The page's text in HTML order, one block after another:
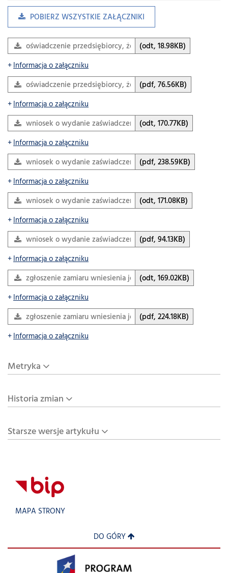
POBIERZ WSZYSTKIE ZAŁĄCZNIKI
oświadczenie przedsiębiorcy, że nieruchomość jest…
(odt, 18.98KB)
Informacja o załączniku
oświadczenie przedsiębiorcy, że nieruchomość jest…
(pdf, 76.56KB)
Informacja o załączniku
wniosek o wydanie zaświadczenia o przekształceniu prawa…
(odt, 170.77KB)
Informacja o załączniku
wniosek o wydanie zaświadczenia o przekształceniu prawa…
(pdf, 238.59KB)
Informacja o załączniku
wniosek o wydanie zaświadczenia o przekształceniu prawa…
(odt, 171.08KB)
Informacja o załączniku
wniosek o wydanie zaświadczenia o przekształceniu prawa…
(pdf, 94.13KB)
Informacja o załączniku
zgłoszenie zamiaru wniesienia jednorazowej opłaty
(odt, 169.02KB)
Informacja o załączniku
zgłoszenie zamiaru wniesienia jednorazowej opłaty WERSJA
(pdf, 224.18KB)
Informacja o załączniku
Metryka
Historia zmian
Starsze wersje artykułu
MAPA STRONY
DO GÓRY